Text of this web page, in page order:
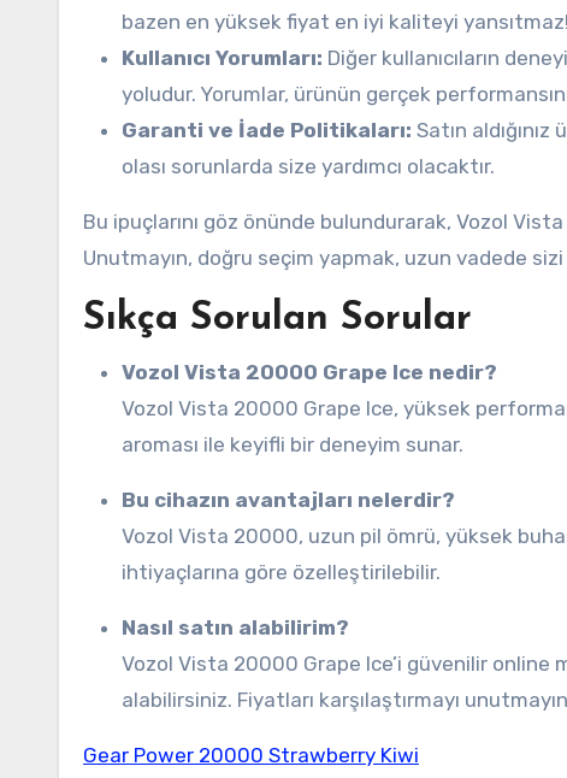
bazen en yüksek fiyat en iyi kaliteyi yansıtmaz!
Kullanıcı Yorumları: Diğer kullanıcıların
yoludur. Yorumlar, ürünün gerçek
Garanti ve İade Politikaları: Satın
olası sorunlarda size yardımcı olacaktır.
Bu ipuçlarını göz önünde bulundurarak, Vozol
Unutmayın, doğru seçim yapmak, uzun vadede
Sıkça Sorulan Sorular
Vozol Vista 20000 Grape Ice nedir?
Vozol Vista 20000 Grape Ice, yüksek performansa sahip, kullanıcı dostu bir vaping cihazıdır. Sulu üzüm
aroması ile keyifli bir deneyim sunar.
Bu cihazın avantajları nelerdir?
Vozol Vista 20000, uzun pil ömrü, yüksek buhar üretimi ve taşınabilirliği ile dikkat çeker. Ayrıca, kullanıcıların
ihtiyaçlarına göre özelleştirilebilir.
Nasıl satın alabilirim?
Vozol Vista 20000 Grape Ice’i güvenilir online mağazalardan veya yerel vape dükkanlarından satın
alabilirsiniz. Fiyatları karşılaştırmayı
Gear Power 20000 Strawberry Kiwi